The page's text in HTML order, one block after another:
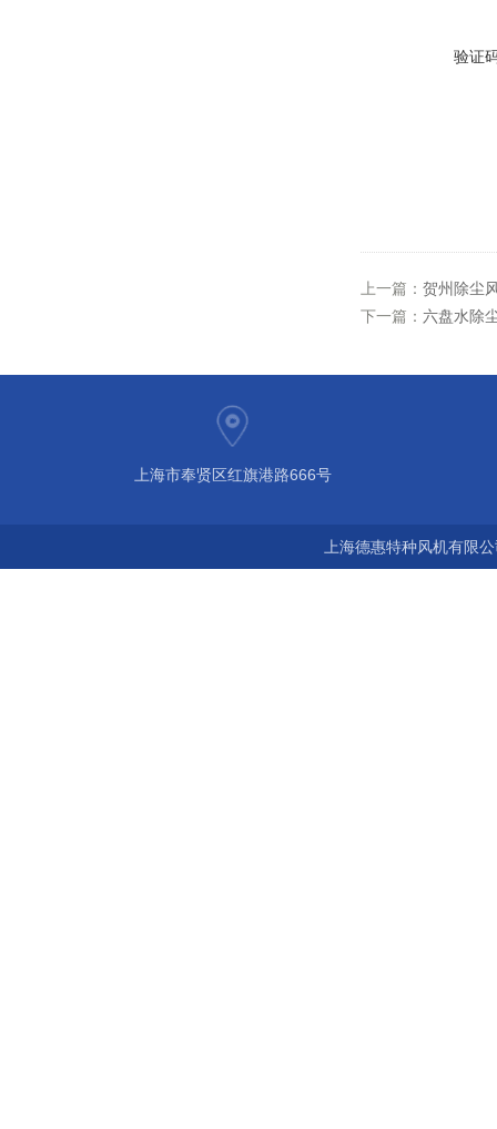
验证
上一篇： 贺州除尘
下一篇： 六盘水除
上海市奉贤区红旗港路666号
上海德惠特种风机有限